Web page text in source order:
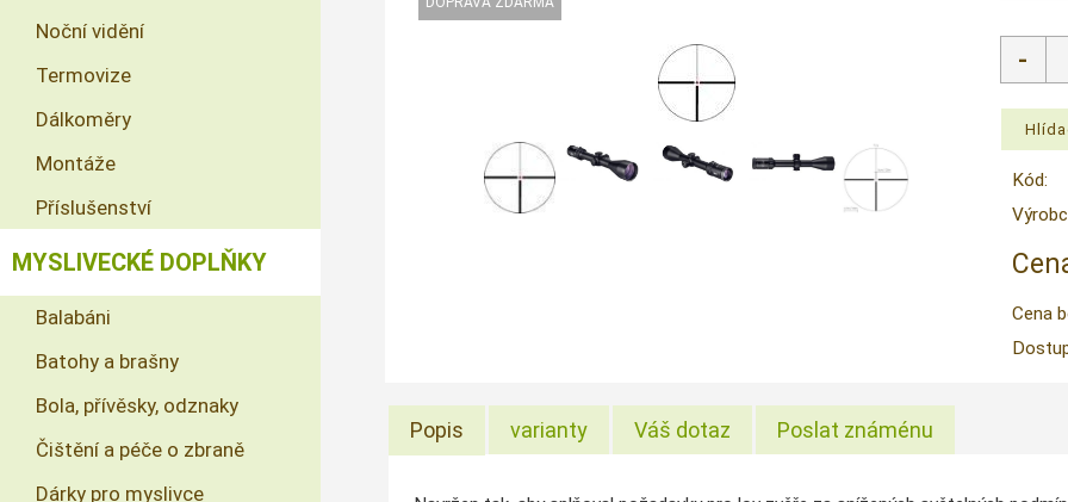
Kód:
Cena
Popis varianty Váš dotaz Poslat známénu
Noční vidění
Termovize
Dálkoměry
Montáže
Příslušenství
MYSLIVECKÉ DOPLŇKY
Balabáni
Batohy a brašny
Bola, přívěsky, odznaky
Čištění a péče o zbraně
Dárky pro myslivce